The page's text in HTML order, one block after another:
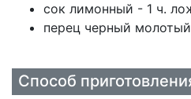
сок лимонный - 1 ч.
перец черный
Способ